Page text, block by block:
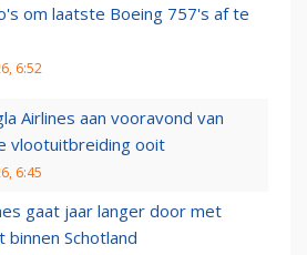
om laatste Boeing 757's af te
6:52
Airlines aan vooravond van
vlootuitbreiding ooit
6:45
gaat jaar langer door met
binnen Schotland